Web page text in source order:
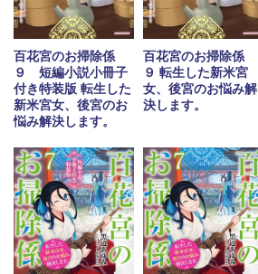
百花宮のお掃除係
９ 短編小説小冊子
付き特装版 転生した
新米宮女、後宮のお
悩み解決します。
百花宮のお掃除係
９ 転生した新米宮
女、後宮のお悩み解
決します。